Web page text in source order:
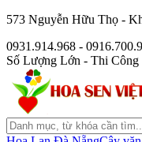
573 Nguyễn Hữu Thọ -
0931.914.968 -
Số Lượng Lớn - Thi Công